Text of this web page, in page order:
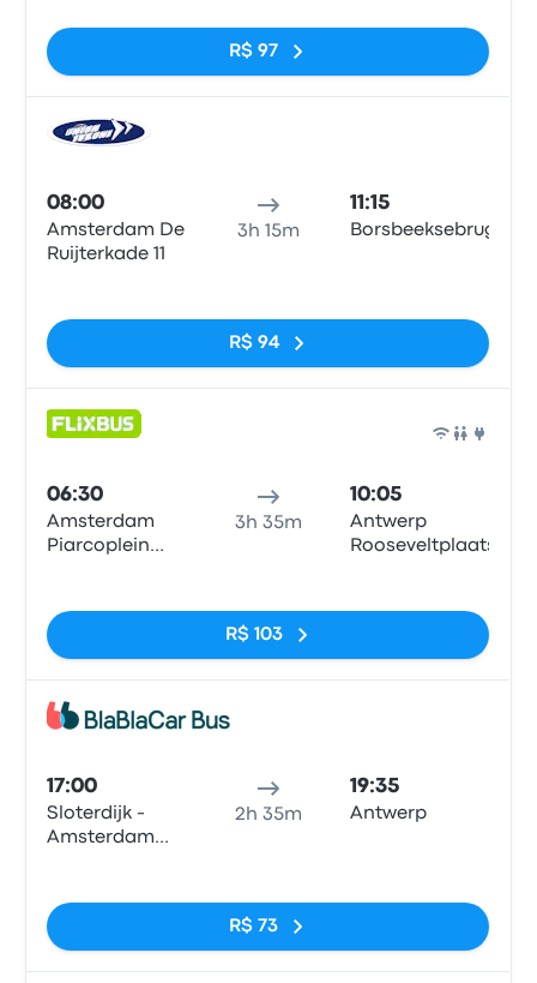
R$ 97
08:00
Amsterdam De
Ruijterkade 11
3h 15m
11:15
Borsbeeksebrug
R$ 94
06:30
Amsterdam
Piarcoplein
3h 35m
10:05
Antwerp
Rooseveltplaats
R$ 103
17:00
Sloterdijk -
Amsterdam
2h 35m
19:35
Antwerp
R$ 73